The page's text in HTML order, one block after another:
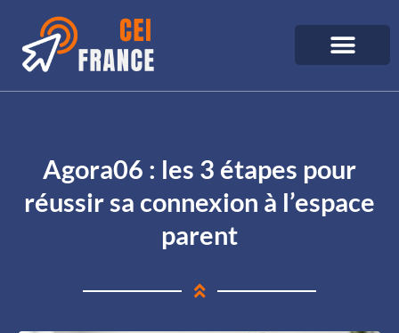
Agora06 : les 3 étapes pour
réussir sa connexion à l’espace
parent